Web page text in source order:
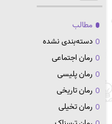
مطالب
دسته‌بندی نشده
رمان اجتماعی
رمان پلیسی
رمان تاریخی
رمان تخیلی